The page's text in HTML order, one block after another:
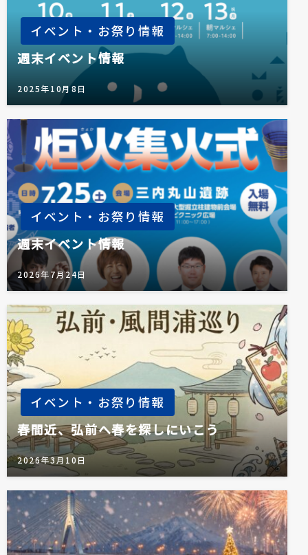
イベント・お祭り情報
週末イベント情報
2025年10月8日
イベント・お祭り情報
週末イベント情報
2026年7月24日
イベント・お祭り情報
春間近、弘前へ春を探しにいこう
2026年3月10日